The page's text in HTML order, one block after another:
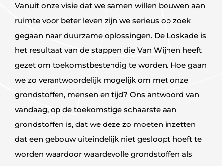
Vanuit onze visie dat we samen willen bouwen aan
ruimte voor beter leven zijn we serieus op zoek
gegaan naar duurzame oplossingen. De Loskade is
het resultaat van de stappen die Van Wijnen heeft
gezet om toekomstbestendig te worden. Hoe gaan
we zo verantwoordelijk mogelijk om met onze
grondstoffen, mensen en tijd? Ons antwoord van
vandaag, op de toekomstige schaarste aan
grondstoffen is, dat we deze zo moeten inzetten
dat een gebouw uiteindelijk niet gesloopt hoeft te
worden waardoor waardevolle grondstoffen als